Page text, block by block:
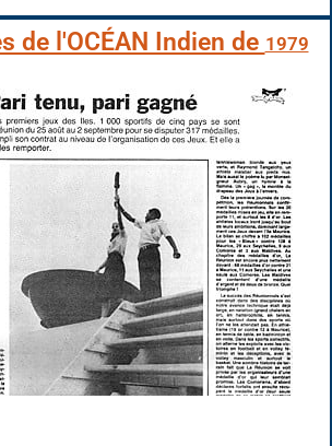
de l'OCÉAN Indien de 1979